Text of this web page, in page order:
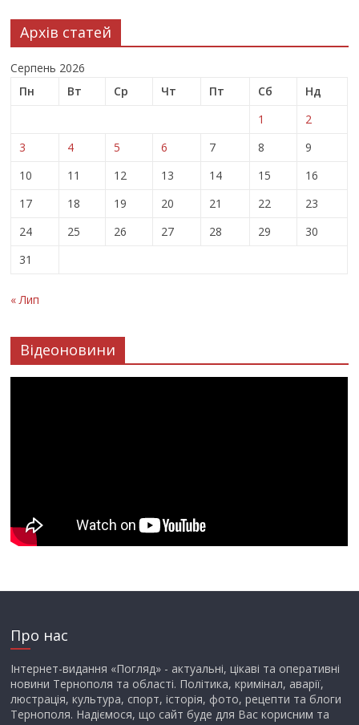
Архів статей
Серпень 2026
Пн
Вт Ср Чт Пт Сб
Нд
1
2
3
4 5 6 7 8
9
10
11 12 13 14 15
16
17
18 19 20 21 22
23
24
25 26 27 28 29
30
31
« Лип
Відеоновини
Про нас
Інтернет-видання «Погляд» - актуальні, цікаві та оперативні
новини Тернополя та області. Політика, кримінал, аварії,
люстрація, культура, спорт, історія, фото, рецепти та блоги
Тернополя. Надіємося, що сайт буде для Вас корисним та